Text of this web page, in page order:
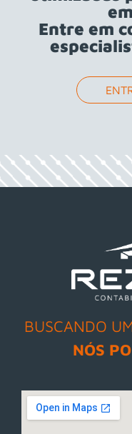
Entre em
h
BUSCANDO
NÓS